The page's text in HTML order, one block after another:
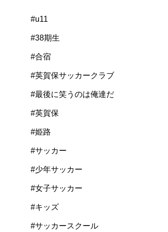
#u11
#38期生
#合宿
#英賀保サッカークラブ
#最後に笑うのは俺達だ
#英賀保
#姫路
#サッカー
#少年サッカー
#女子サッカー
#キッズ
#サッカースクール